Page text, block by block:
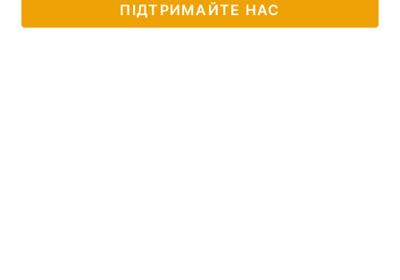
ПІДТРИМАЙТЕ НАС